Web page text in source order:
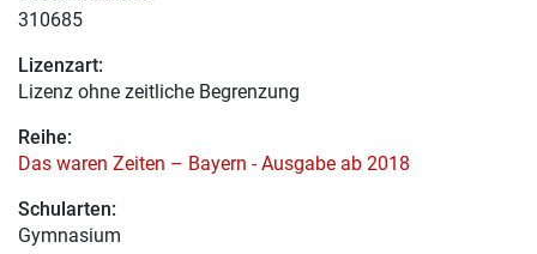
310685
Lizenzart:
Lizenz ohne zeitliche Begrenzung
Reihe:
Das waren Zeiten – Bayern - Ausgabe ab 2018
Schularten:
Gymnasium